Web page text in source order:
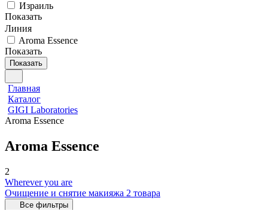
Израиль
Показать
Линия
Aroma Essence
Показать
Показать
Главная
Каталог
GIGI Laboratories
Aroma Essence
Aroma Essence
2
Wherever you are
Очищение и снятие макияжа 2 товара
Все фильтры